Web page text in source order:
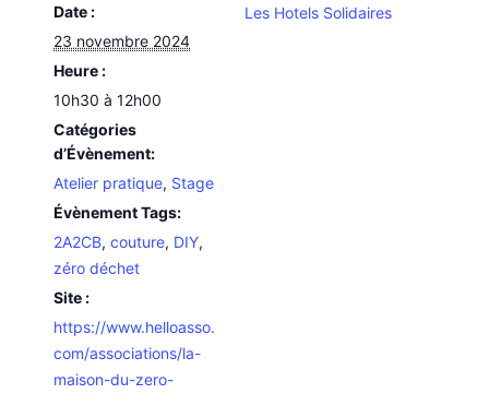
Date :
23 novembre 2024
Heure :
10h30 à 12h00
Catégories
d’Évènement:
Atelier pratique, Stage
Évènement Tags:
2A2CB,couture, DIY,
zéro déchet
Site :
https://www.helloasso.
com/associations/la-
maison-du-zero-
Les Hotels Solidaires